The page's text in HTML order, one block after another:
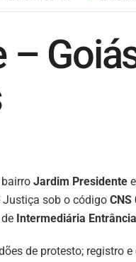
Jardim Presidente
sob o código CNS
Intermediária Entrância
de protesto; registro